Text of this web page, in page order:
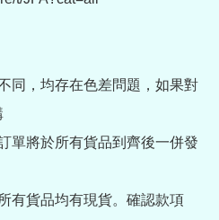
同，均存在色差問題，如果對
單將於所有貨品到齊後一併發
有貨品均有現貨。確認款項